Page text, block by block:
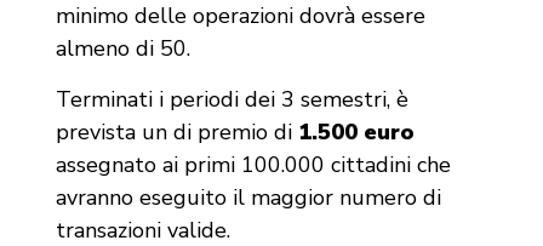
minimo delle operazioni dovrà essere
almeno di 50.
Terminati i periodi dei 3 semestri, è
prevista un di premio di 1.500 euro
assegnato ai primi 100.000 cittadini che
avranno eseguito il maggior numero di
transazioni valide.